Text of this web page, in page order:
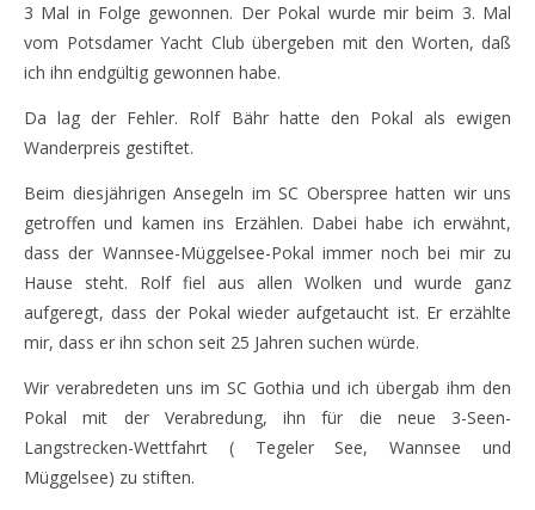
3 Mal in Folge gewonnen. Der Pokal wurde mir beim 3. Mal
vom Potsdamer Yacht Club übergeben mit den Worten, daß
ich ihn endgültig gewonnen habe.
Da lag der Fehler. Rolf Bähr hatte den Pokal als ewigen
Wanderpreis gestiftet.
Beim diesjährigen Ansegeln im SC Oberspree hatten wir uns
getroffen und kamen ins Erzählen. Dabei habe ich erwähnt,
dass der Wannsee-Müggelsee-Pokal immer noch bei mir zu
Hause steht. Rolf fiel aus allen Wolken und wurde ganz
aufgeregt, dass der Pokal wieder aufgetaucht ist. Er erzählte
mir, dass er ihn schon seit 25 Jahren suchen würde.
Wir verabredeten uns im SC Gothia und ich übergab ihm den
Pokal mit der Verabredung, ihn für die neue 3-Seen-
Langstrecken-Wettfahrt ( Tegeler See, Wannsee und
Müggelsee) zu stiften.